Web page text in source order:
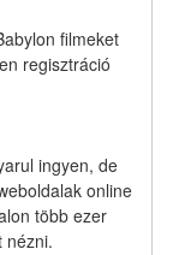
filmeket
regisztráció
ingyen, de
online
több ezer
nézni.